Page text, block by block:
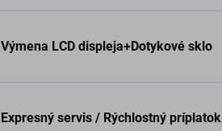
Výmena LCD displeja+Dotykové sklo
Expresný servis / Rýchlostný príplatok